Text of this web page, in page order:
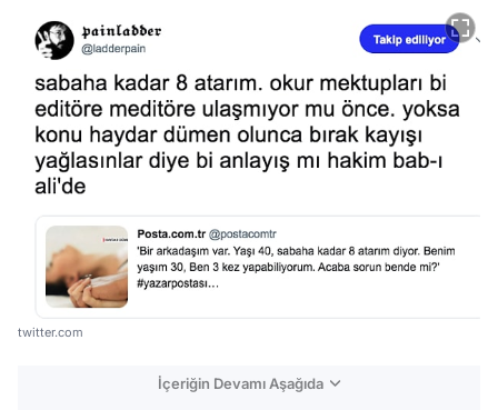
twitter.com
İçeriğin Devamı Aşağıda